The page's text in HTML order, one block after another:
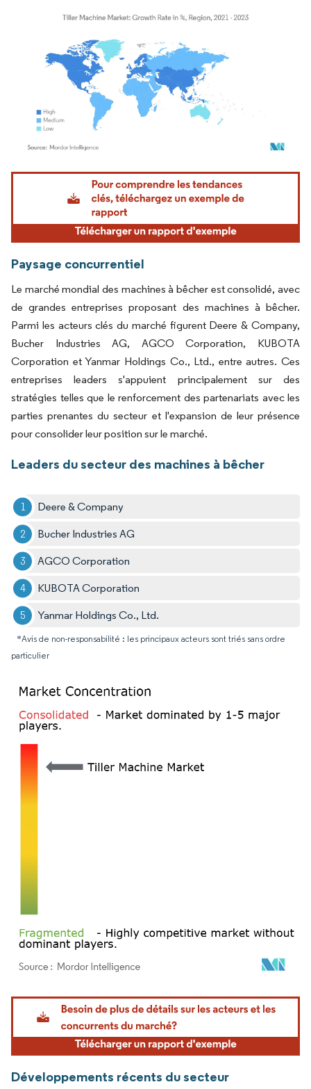
Image © Mordor Intelligence. La réutilisation nécessite une attribution sous CC BY
Paysage concurrentiel
Le marché mondial des machines à bêcher est consolidé, avec
de grandes entreprises proposant des machines à bêcher.
Parmi les acteurs clés du marché figurent Deere & Company,
Bucher Industries AG, AGCO Corporation, KUBOTA
Corporation et Yanmar Holdings Co., Ltd., entre autres. Ces
entreprises leaders s'appuient principalement sur des
stratégies telles que le renforcement des partenariats avec les
parties prenantes du secteur et l'expansion de leur présence
pour consolider leur position sur le marché.
Leaders du secteur des machines à bêcher
Deere & Company
Bucher Industries AG
AGCO Corporation
KUBOTA Corporation
Yanmar Holdings Co., Ltd.
*Avis de non-responsabilité : les principaux acteurs sont triés sans ordre
particulier
Image © Mordor Intelligence. La réutilisation nécessite une attribution sous CC BY
Développements récents du secteur